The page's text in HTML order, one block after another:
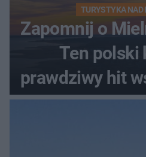
TURYSTYKA NAD
Zapomnij o
Ten polski
prawdziwy hit